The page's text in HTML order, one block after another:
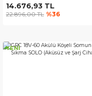
14.676,93 TL
22.896,00 TL %36
YENİ